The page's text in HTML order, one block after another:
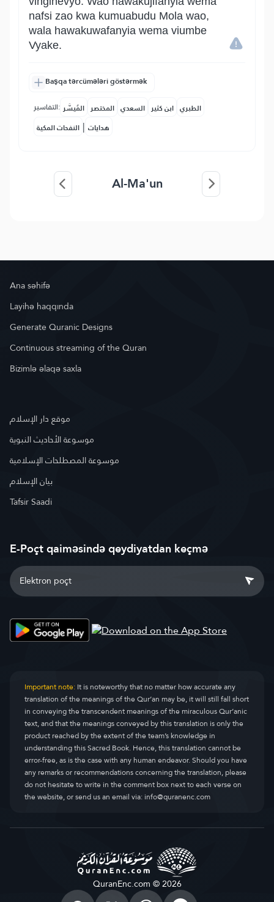
nafsi zao kwa kumuabudu Mola wao,
wala hawakuwafanyia wema viumbe
Vyake.
Başqa tərcümələri göstərmək
التفاسير: المُيسَّر المختصر السعدي ابن كثير الطبري
النفحات المكية | هدايات
Al-Ma'un
Ana səhifə
Layihə haqqında
Generate Quranic Designs
Continuous streaming of the Quran
Bizimlə əlaqə saxla
موقع دار الإسلام
موسوعة الأحاديث النبوية
موسوعة المصطلحات الإسلامية
بيان الإسلام
Tafsir Saadi
E-Poçt qaiməsində qeydiyatdan keçmə
Important note:It is noteworthy that no matter how accurate any
translation of the meanings of the Qur’an may be, it will still fall short
in conveying the transcendent meanings of the miraculous Qur’anic
text, and that the meanings conveyed by this translation is only the
product reached by the extent of the team’s knowledge in
understanding this Sacred Book. Hence, this translation cannot be
error-free, as is the case with any human endeavor. Should you have
any remarks or recommendations concerning the translation, please
do not hesitate to write in the comment box next to each verse on
the website, or send us an email via:info@quranenc.com
QuranEnc.com © 2026